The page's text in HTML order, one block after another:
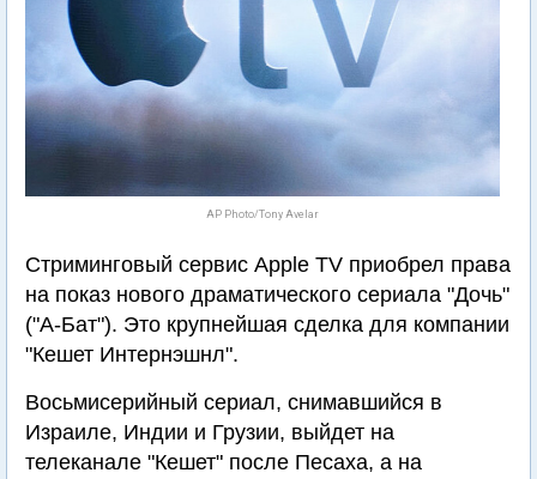
AP Photo/Tony Avelar
Стриминговый сервис Apple TV приобрел права
на показ нового драматического сериала "Дочь"
("А-Бат"). Это крупнейшая сделка для компании
"Кешет Интернэшнл".
Восьмисерийный сериал, снимавшийся в
Израиле, Индии и Грузии, выйдет на
телеканале "Кешет" после Песаха, а на